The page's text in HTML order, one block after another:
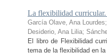
La flexibilidad curricular.
García Olave, Ana Lourdes;
Desiderio, Ana Lilia;
El libro de Flexibilidad
tema de la flexibilidad en